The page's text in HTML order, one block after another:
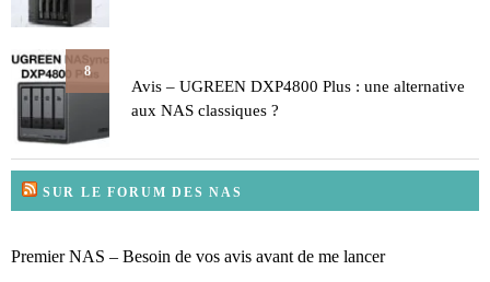
8
Avis – UGREEN DXP4800 Plus : une alternative
aux NAS classiques ?
SUR LE FORUM DES NAS
Premier NAS – Besoin de vos avis avant de me lancer